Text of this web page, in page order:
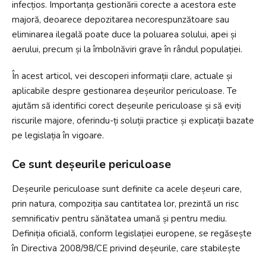
infecțios. Importanța gestionării corecte a acestora este
majoră, deoarece depozitarea necorespunzătoare sau
eliminarea ilegală poate duce la poluarea solului, apei și
aerului, precum și la îmbolnăviri grave în rândul populației.
În acest articol, vei descoperi informații clare, actuale și
aplicabile despre gestionarea deșeurilor periculoase. Te
ajutăm să identifici corect deșeurile periculoase și să eviți
riscurile majore, oferindu-ți soluții practice și explicații bazate
pe legislația în vigoare.
Ce sunt deșeurile periculoase
Deșeurile periculoase sunt definite ca acele deșeuri care,
prin natura, compoziția sau cantitatea lor, prezintă un risc
semnificativ pentru sănătatea umană și pentru mediu.
Definiția oficială, conform legislației europene, se regăsește
în Directiva 2008/98/CE privind deșeurile, care stabilește